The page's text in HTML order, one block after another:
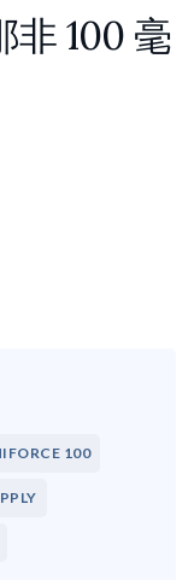
非 100 毫
100